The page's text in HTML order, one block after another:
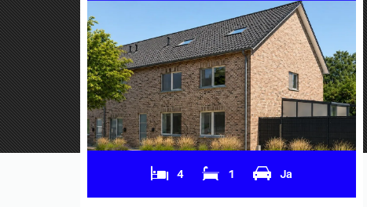
4 1 Ja